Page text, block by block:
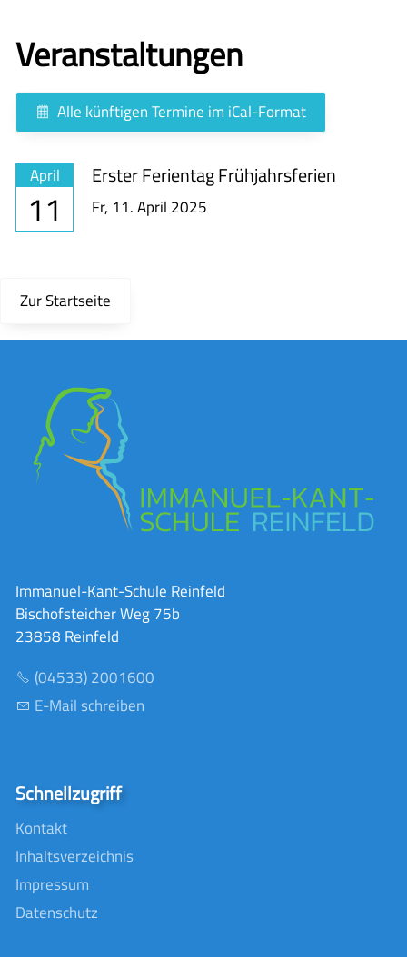
Veranstaltungen
Alle künftigen Termine im iCal-Format
April
11
Erster Ferientag Frühjahrsferien
Fr, 11. April 2025
Zur Startseite
Immanuel-Kant-Schule Reinfeld
Bischofsteicher Weg 75b
23858 Reinfeld
(04533) 2001600
E-Mail schreiben
Schnellzugriff
Kontakt
Inhaltsverzeichnis
Impressum
Datenschutz